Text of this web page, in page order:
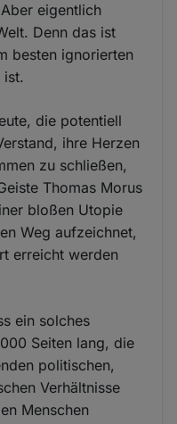
eigentlich
Denn das ist
besten ignorierten
ist.
die potentiell
ihre Herzen
zu schließen,
Thomas Morus
bloßen Utopie
Weg aufzeichnet,
erreicht werden
ein solches
Seiten lang, die
politischen,
Verhältnisse
Menschen